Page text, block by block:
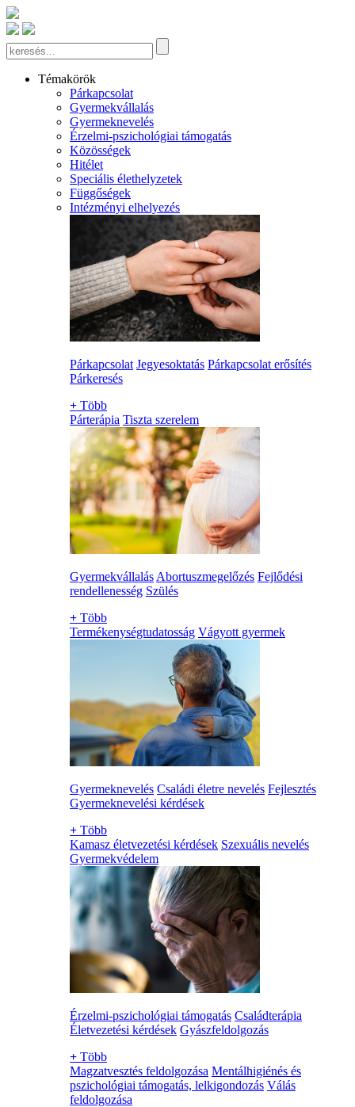
Témakörök
Párkapcsolat
Gyermekvállalás
Gyermeknevelés
Érzelmi-pszichológiai támogatás
Közösségek
Hitélet
Speciális élethelyzetek
Függőségek
Intézményi elhelyezés
Párkapcsolat Jegyesoktatás Párkapcsolat erősítés
Párkeresés
+ Több
Párterápia Tiszta szerelem
Gyermekvállalás Abortuszmegelőzés Fejlődési
rendellenesség Szülés
+ Több
Termékenységtudatosság Vágyott gyermek
Gyermeknevelés Családi életre nevelés Fejlesztés
Gyermeknevelési kérdések
+ Több
Kamasz életvezetési kérdések Szexuális nevelés
Gyermekvédelem
Érzelmi-pszichológiai támogatás Családterápia
Életvezetési kérdések Gyászfeldolgozás
+ Több
Magzatvesztés feldolgozása Mentálhigiénés és
pszichológiai támogatás, lelkigondozás Válás
feldolgozása